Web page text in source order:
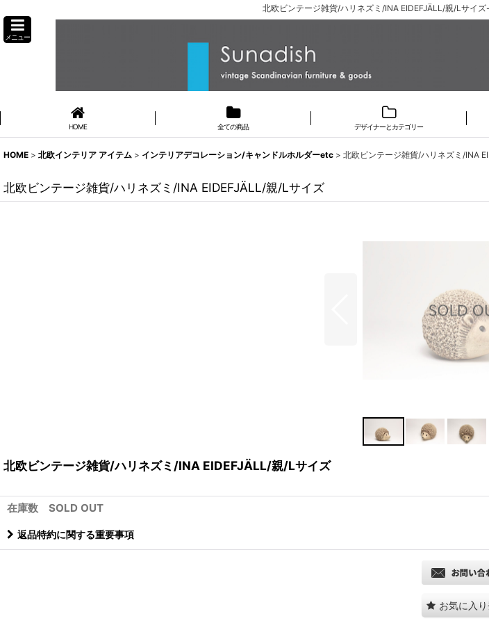
北欧ビンテージ雑貨/ハリネズミ/INA EIDEFJÄLL/親/Lサイ
メニュー
HOME 全ての商品 デザイナーとカテゴリー
HOME > 北欧インテリア アイテム > インテリアデコレーション/キャンドルホルダーetc > 北欧ビンテージ雑貨/ハリネズミ/INA
北欧ビンテージ雑貨/ハリネズミ/INA EIDEFJÄLL/親/Lサイズ
北欧ビンテージ雑貨/ハリネズミ/INA EIDEFJÄLL/親/Lサイズ
在庫数 SOLD OUT
返品特約に関する重要事項
お気に入